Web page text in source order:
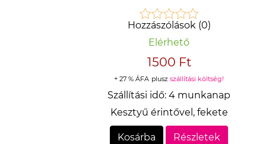
Hozzászólások (0)
Elérhető
1500 Ft
+ 27 % ÁFA pluszszállítási költség!
Szállítási idő:4 munkanap
Kesztyű érintővel, fekete
Kosárba Részletek